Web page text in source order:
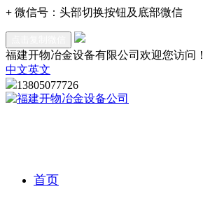
+ 微信号： 头部切换按钮及底部微信
福建开物冶金设备有限公司欢迎您访问！
中文英文
13805077726
首页